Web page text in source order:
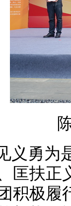
义勇为
匡扶正
积极履